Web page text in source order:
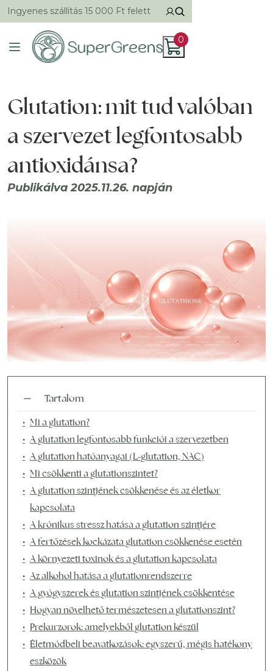
Ingyenes szállítás 15 000 Ft felett
0
Glutation: mit tud valóban
a szervezet legfontosabb
antioxidánsa?
Publikálva 2025.11.26. napján
Tartalom
Mi a glutation?
A glutation legfontosabb funkciói a szervezetben
A glutation hatóanyagai (L-glutation, NAC)
Mi csökkenti a glutationszintet?
A glutation szintjének csökkenése és az életkor
kapcsolata
A krónikus stressz hatása a glutation szintjére
A fertőzések kockázata glutation csökkenése esetén
A környezeti toxinok és a glutation kapcsolata
Az alkohol hatása a glutationrendszerre
A gyógyszerek és glutation szintjének csökkentése
Hogyan növelhető természetesen a glutationszint?
Prekurzorok: amelyekből glutation készül
Életmódbeli beavatkozások: egyszerű, mégis hatékony
eszközök